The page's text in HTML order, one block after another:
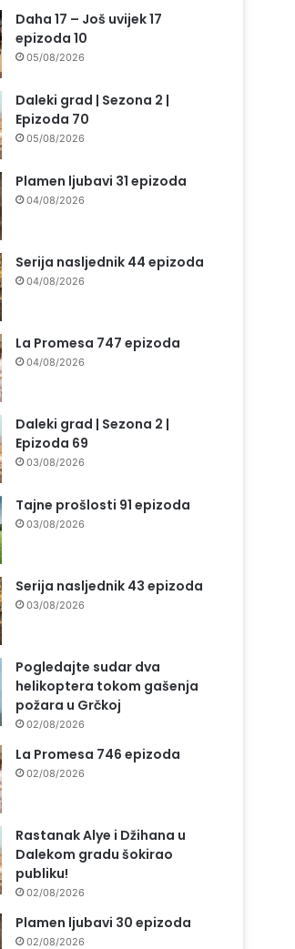
Daha 17 – Još uvijek 17
epizoda 10
05/08/2026
Daleki grad | Sezona 2 |
Epizoda 70
05/08/2026
Plamen ljubavi 31 epizoda
04/08/2026
Serija nasljednik 44 epizoda
04/08/2026
La Promesa 747 epizoda
04/08/2026
Daleki grad | Sezona 2 |
Epizoda 69
03/08/2026
Tajne prošlosti 91 epizoda
03/08/2026
Serija nasljednik 43 epizoda
03/08/2026
Pogledajte sudar dva
helikoptera tokom gašenja
požara u Grčkoj
02/08/2026
La Promesa 746 epizoda
02/08/2026
Rastanak Alye i Džihana u
Dalekom gradu šokirao
publiku!
02/08/2026
Plamen ljubavi 30 epizoda
02/08/2026